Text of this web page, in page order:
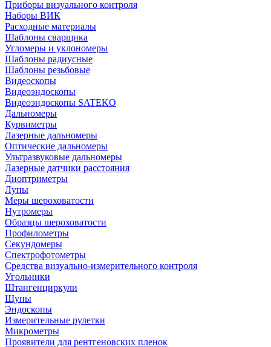
Приборы визуального контроля
Наборы ВИК
Расходные материалы
Шаблоны сварщика
Угломеры и уклономеры
Шаблоны радиусные
Шаблоны резьбовые
Видеоскопы
Видеоэндоскопы
Видеоэндоскопы SATEKO
Дальномеры
Курвиметры
Лазерные дальномеры
Оптические дальномеры
Ультразвуковые дальномеры
Лазерные датчики расстояния
Диоптриметры
Лупы
Меры шероховатости
Нутромеры
Образцы шероховатости
Профилометры
Секундомеры
Спектрофотометры
Средства визуально-измерительного контроля
Угольники
Штангенциркули
Щупы
Эндоскопы
Измерительные рулетки
Микрометры
Проявители для рентгеновских пленок